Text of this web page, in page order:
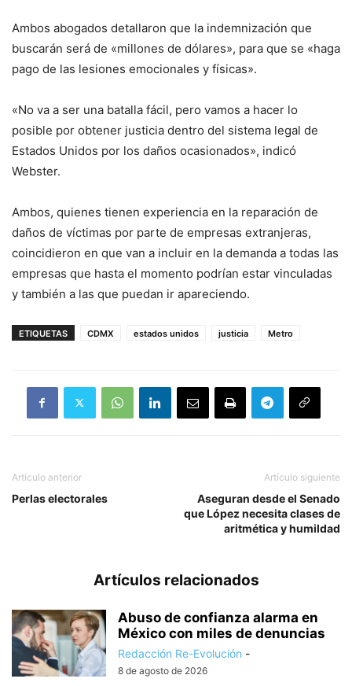
Ambos abogados detallaron que la indemnización que
buscarán será de «millones de dólares», para que se «haga
pago de las lesiones emocionales y físicas».
«No va a ser una batalla fácil, pero vamos a hacer lo
posible por obtener justicia dentro del sistema legal de
Estados Unidos por los daños ocasionados», indicó
Webster.
Ambos, quienes tienen experiencia en la reparación de
daños de víctimas por parte de empresas extranjeras,
coincidieron en que van a incluir en la demanda a todas las
empresas que hasta el momento podrían estar vinculadas
y también a las que puedan ir apareciendo.
ETIQUETAS CDMX estados unidos justicia Metro
Artículo anterior
Perlas electorales
Artículo siguiente
Aseguran desde el Senado
que López necesita clases de
aritmética y humildad
Artículos relacionados
Abuso de confianza alarma en
México con miles de denuncias
Redacción Re-Evolución -
8 de agosto de 2026